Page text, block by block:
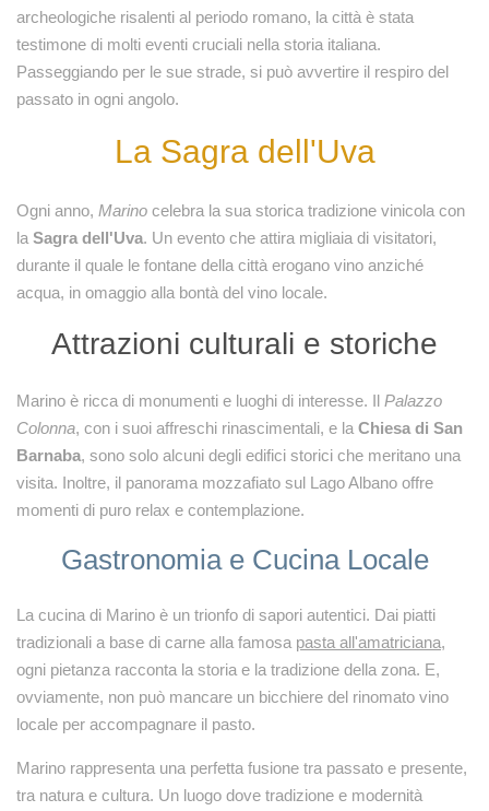
archeologiche risalenti al periodo romano, la città è stata
testimone di molti eventi cruciali nella storia italiana.
Passeggiando per le sue strade, si può avvertire il respiro del
passato in ogni angolo.
La Sagra dell'Uva
Ogni anno, Marino celebra la sua storica tradizione vinicola con
la Sagra dell'Uva. Un evento che attira migliaia di visitatori,
durante il quale le fontane della città erogano vino anziché
acqua, in omaggio alla bontà del vino locale.
Attrazioni culturali e storiche
Marino è ricca di monumenti e luoghi di interesse. Il Palazzo
Colonna, con i suoi affreschi rinascimentali, e la Chiesa di San
Barnaba, sono solo alcuni degli edifici storici che meritano una
visita. Inoltre, il panorama mozzafiato sul Lago Albano offre
momenti di puro relax e contemplazione.
Gastronomia e Cucina Locale
La cucina di Marino è un trionfo di sapori autentici. Dai piatti
tradizionali a base di carne alla famosa pasta all'amatriciana,
ogni pietanza racconta la storia e la tradizione della zona. E,
ovviamente, non può mancare un bicchiere del rinomato vino
locale per accompagnare il pasto.
Marino rappresenta una perfetta fusione tra passato e presente,
tra natura e cultura. Un luogo dove tradizione e modernità